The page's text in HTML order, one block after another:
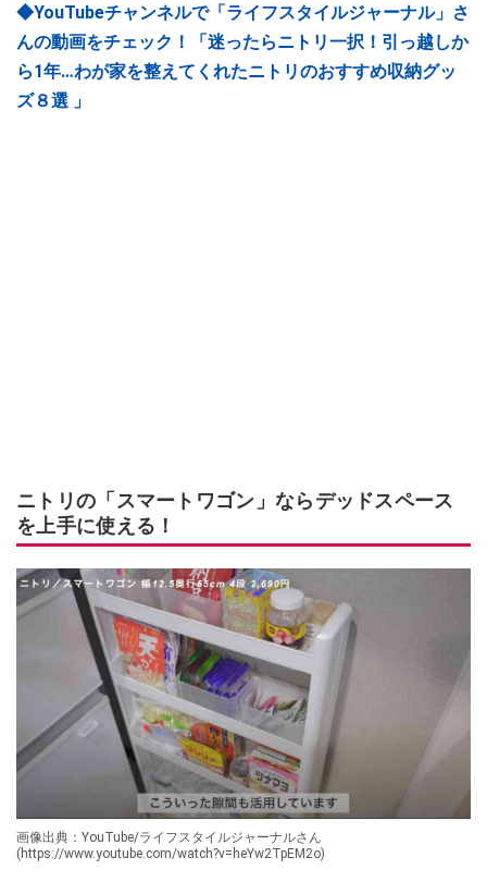
◆YouTubeチャンネルで「ライフスタイルジャーナル」さ
んの動画をチェック！「迷ったらニトリ一択！引っ越しか
ら1年…わが家を整えてくれたニトリのおすすめ収納グッ
ズ８選 」
ニトリの「スマートワゴン」ならデッドスペース
を上手に使える！
画像出典：YouTube/ライフスタイルジャーナルさん
(https://www.youtube.com/watch?v=heYw2TpEM2o)